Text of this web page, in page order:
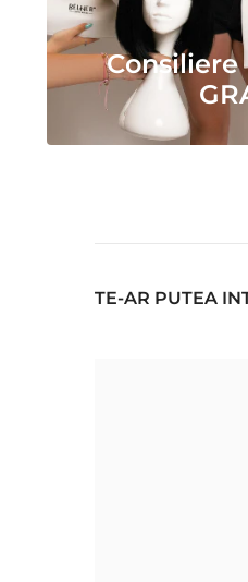
Consiliere
TE-AR PUTEA